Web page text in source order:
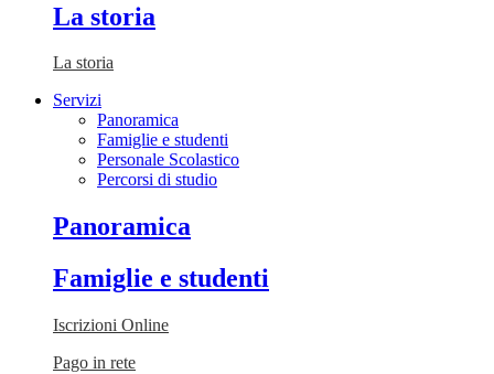
La storia
La storia
Servizi
Panoramica
Famiglie e studenti
Personale Scolastico
Percorsi di studio
Panoramica
Famiglie e studenti
Iscrizioni Online
Pago in rete